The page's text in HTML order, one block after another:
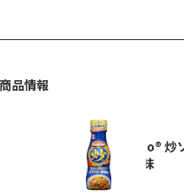
商品情報
「Cook Do® 炒
タ―醤油味